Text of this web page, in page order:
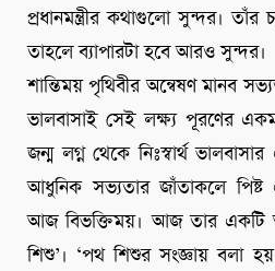
প্রধানমন্ত্রীর কথাগুলো সুন্দর। তাঁর
তাহলে ব্যাপারটা হবে আরও সুন্দর।
শান্তিময় পৃথিবীর অন্বেষণ মানব
ভালবাসাই সেই লক্ষ্য পূরণের
জন্ম লগ্ন থেকে নিঃস্বার্থ
আধুনিক সভ্যতার জাঁতাকলে পিষ্ট
আজ বিভক্তিময়। আজ তার একটি
শিশু’। ‘পথ শিশুর সংজ্ঞায় বলা